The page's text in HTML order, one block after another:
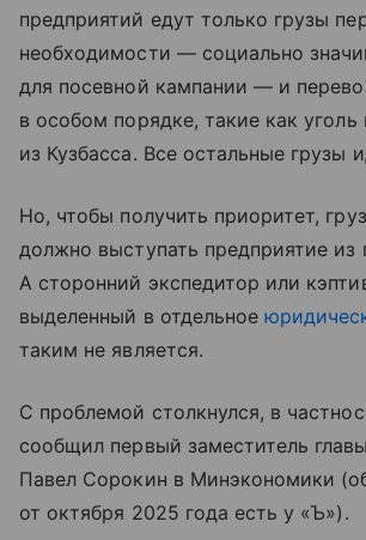
предприятий едут только грузы
необходимости — социально
для посевной кампании — и
в особом порядке, такие как уголь
из Кузбасса. Все остальные грузы
Но, чтобы получить приоритет,
должно выступать предприятие из
А сторонний экспедитор или
выделенный в отдельное
таким не является.
С проблемой столкнулся, в
сообщил первый заместитель
Павел Сорокин в Минэкономики
от октября 2025 года есть у «Ъ»).